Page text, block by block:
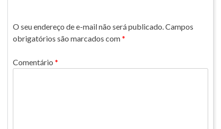
O seu endereço de e-mail não será publicado. Campos
obrigatórios são marcados com*
Comentário *